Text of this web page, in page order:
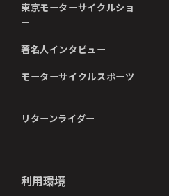
東京モーターサイクルショ
ー
著名人インタビュー
モーターサイクルスポーツ
リターンライダー
利用環境